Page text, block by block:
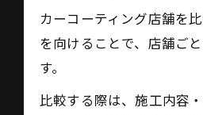
カーコーティング店舗を
を向けることで、店舗ご
す。
比較する際は、施工内容